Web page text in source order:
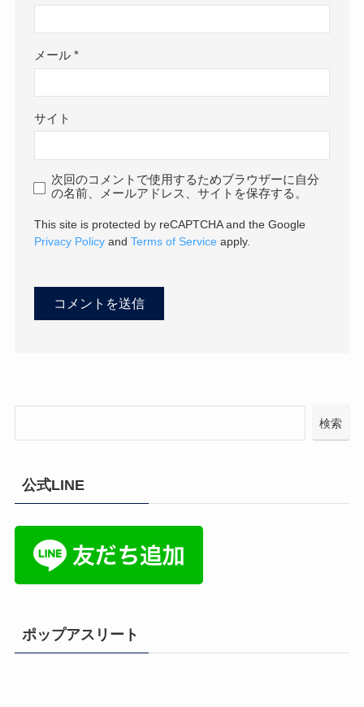
メール*
サイト
次回のコメントで使用するためブラウザーに自分
の名前、メールアドレス、サイトを保存する。
This site is protected by reCAPTCHA and the Google
Privacy Policy andTerms of Service apply.
検索
公式LINE
ポップアスリート